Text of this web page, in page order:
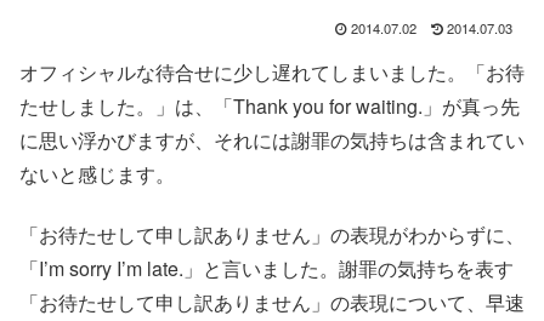
2014.07.02 2014.07.03
オフィシャルな待合せに少し遅れてしまいました。「お待
たせしました。」は、「Thank you for waiting.」が真っ先
に思い浮かびますが、それには謝罪の気持ちは含まれてい
ないと感じます。
「お待たせして申し訳ありません」の表現がわからずに、
「I’m sorry I’m late.」と言いました。謝罪の気持ちを表す
「お待たせして申し訳ありません」の表現について、早速